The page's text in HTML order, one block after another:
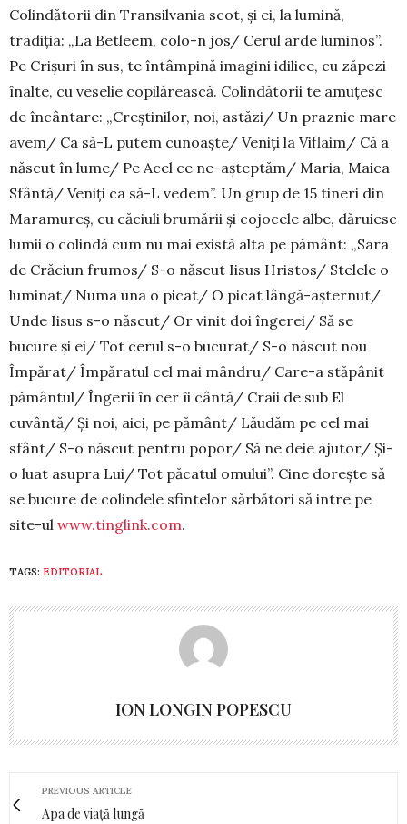
Colindătorii din Tran­sil­vania scot, și ei, la lumină,
tradiția: „La Betleem, co­lo-n jos/ Cerul arde luminos”.
Pe Crișuri în sus, te întâm­pină imagini idilice, cu zăpezi
înalte, cu veselie copilă­rească. Colindătorii te amuțesc
de încântare: „Creștinilor, noi, astăzi/ Un praznic mare
avem/ Ca să-L putem cu­noaște/ Veniți la Viflaim/ Că a
născut în lume/ Pe Acel ce ne-așteptăm/ Maria, Maica
Sfântă/ Veniți ca să-L ve­dem”. Un grup de 15 tineri din
Maramureș, cu căciuli bru­mării și cojocele albe, dăruiesc
lumii o colindă cum nu mai există alta pe pământ: „Sara
de Crăciun frumos/ S-o născut Iisus Hristos/ Stelele o
luminat/ Numa una o picat/ O picat lângă-așternut/
Unde Iisus s-o născut/ Or vinit doi îngerei/ Să se
bucure și ei/ Tot cerul s-o bucurat/ S-o născut nou
Împărat/ Împăratul cel mai mândru/ Care-a stăpânit
pământul/ Îngerii în cer îi cântă/ Craii de sub El
cuvântă/ Și noi, aici, pe pământ/ Lăudăm pe cel mai
sfânt/ S-o născut pentru popor/ Să ne deie ajutor/ Și-
o luat asupra Lui/ Tot păcatul omului”. Cine dorește să
se bucure de colindele sfintelor sărbători să intre pe
site-ul www.tinglink.com.
TAGS: EDITORIAL
ION LONGIN POPESCU
PREVIOUS ARTICLE
Apa de viață lungă